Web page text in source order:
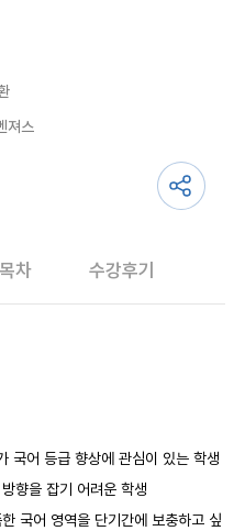
져스
차 수강후기
국어 등급 향상에 관심이 있는 학생
향을 잡기 어려운 학생
국어 영역을 단기간에 보충하고 싶